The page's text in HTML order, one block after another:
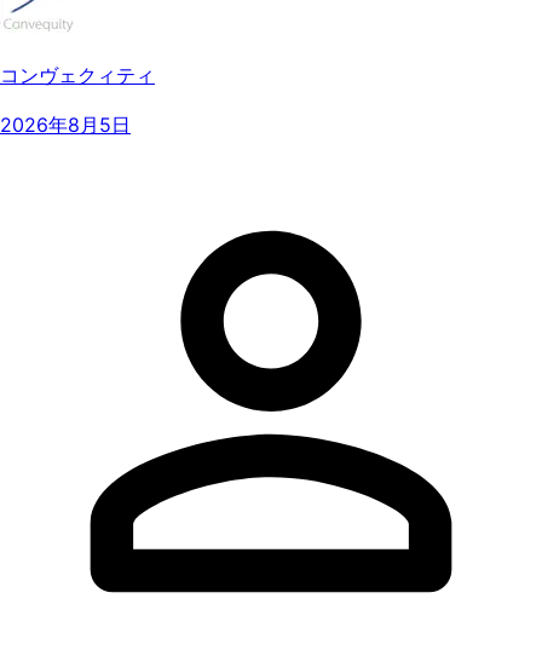
コンヴェクィティ
2026年8月5日